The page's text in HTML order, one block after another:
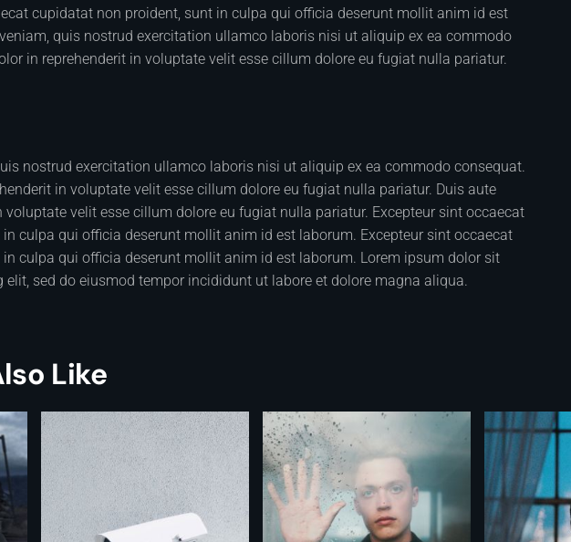
cupidatat non proident, sunt in culpa qui officia deserunt mollit anim id est
quis nostrud exercitation ullamco laboris nisi ut aliquip ex ea commodo
in reprehenderit in voluptate velit esse cillum dolore eu fugiat nulla pariatur.
nostrud exercitation ullamco laboris nisi ut aliquip ex ea commodo consequat.
in voluptate velit esse cillum dolore eu fugiat nulla pariatur. Duis aute
voluptate velit esse cillum dolore eu fugiat nulla pariatur. Excepteur sint occaecat
culpa qui officia deserunt mollit anim id est laborum. Excepteur sint occaecat
culpa qui officia deserunt mollit anim id est laborum. Lorem ipsum dolor sit
elit, sed do eiusmod tempor incididunt ut labore et dolore magna aliqua.
Like